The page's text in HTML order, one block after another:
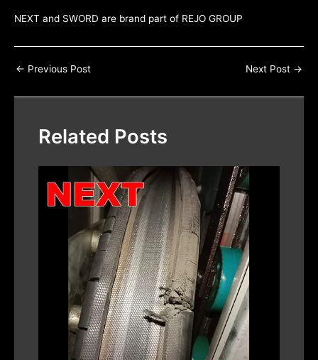
NEXT and SWORD are brand part of REJO GROUP
← Previous Post Next Post →
Related Posts